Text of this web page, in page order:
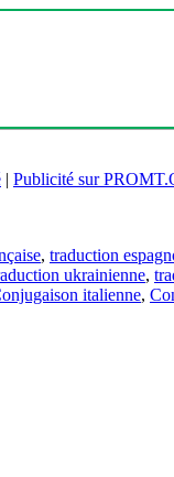
| Publicité sur
, traduction
ukrainienne,
italienne,